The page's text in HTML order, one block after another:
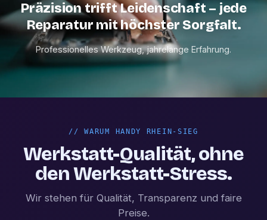
Präzision trifft Leidenschaft – jede
Reparatur mit höchster Sorgfalt.
Professionelles Werkzeug, jahrelange Erfahrung.
//WARUM HANDY RHEIN-SIEG
Werkstatt-Qualität, ohne
den Werkstatt-Stress.
Wir stehen für Qualität, Transparenz und faire
Preise.